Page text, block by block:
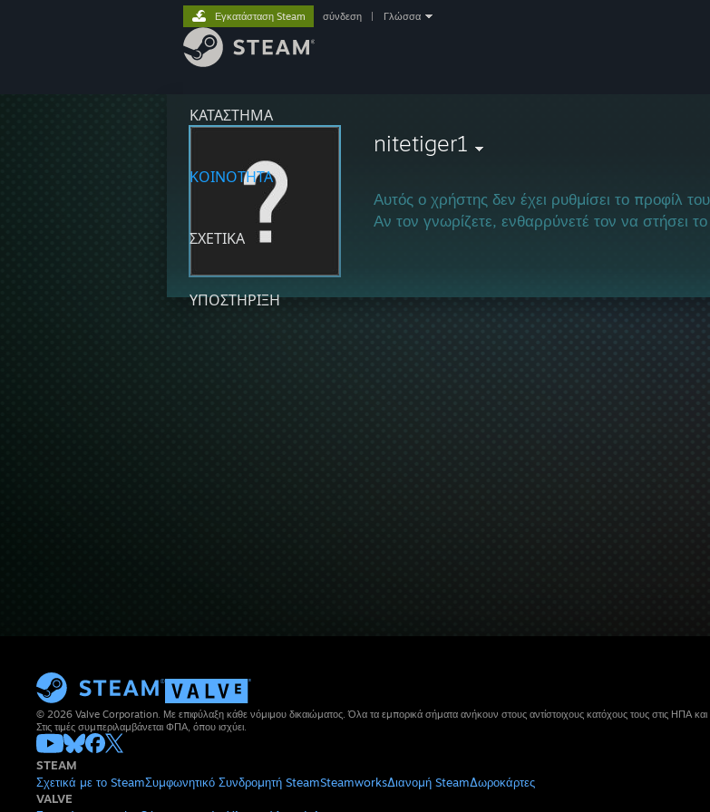
ΚΑΤΑΣΤΗΜΑ
ΚΟΙΝΟΤΗΤΑ
ΣΧΕΤΙΚΆ
ΥΠΟΣΤΗΡΙΞΗ
Εγκατάσταση Steam σύνδεση Γλώσσα
nitetiger1
Αυτός ο χρήστης δεν έχει ρυθμίσει το προφίλ
Αν τον γνωρίζετε, ενθαρρύνετέ τον να στήσει
© 2026 Valve Corporation. Με επιφύλαξη κάθε νόμιμου δικαιώματος. Όλα τα εμπορικά σήματα ανήκουν στους αντίστοιχους κατόχους τους στις ΗΠΑ
Στις τιμές συμπεριλαμβάνεται ΦΠΑ, όπου ισχύει.
STEAM
Σχετικά με το SteamΣυμφωνητικό Συνδρομητή SteamSteamworksΔιανομή SteamΔωροκάρτες
VALVE